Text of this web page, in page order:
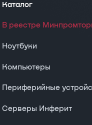
Каталог
В реестре
Ноутбуки
Компьютеры
Периферийные
Серверы Инферит